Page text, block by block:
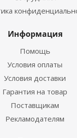
Информация
Помощь
Условия оплаты
Условия доставки
Гарантия на товар
Поставщикам
Рекламодателям